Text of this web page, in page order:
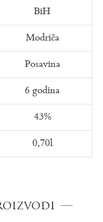
BiH
Modriča
Posavina
6 godina
43%
0,70l